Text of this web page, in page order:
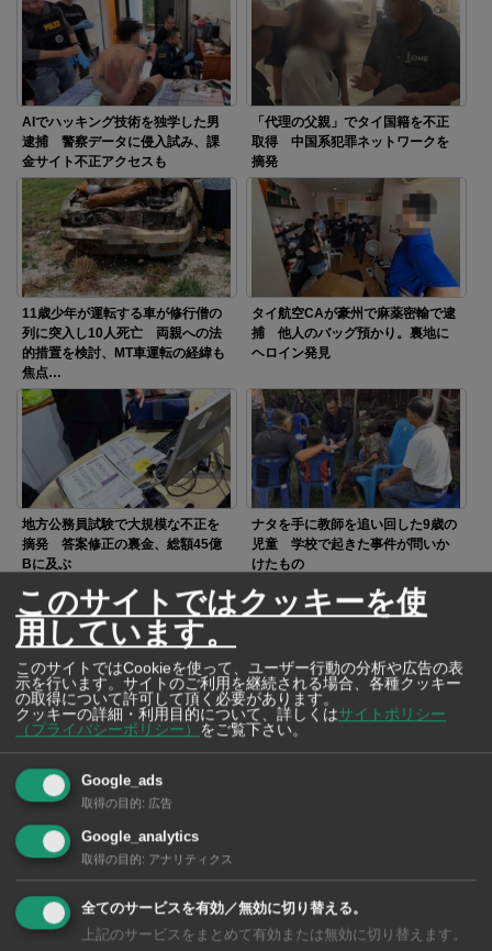
AIでハッキング技術を独学した男
逮捕 警察データに侵入試み、課
金サイト不正アクセスも
「代理の父親」でタイ国籍を不正
取得 中国系犯罪ネットワークを
摘発
11歳少年が運転する車が修行僧の
列に突入し10人死亡 両親への法
的措置を検討、MT車運転の経緯も
焦点…
タイ航空CAが豪州で麻薬密輸で逮
捕 他人のバッグ預かり。裏地に
ヘロイン発見
地方公務員試験で大規模な不正を
摘発 答案修正の裏金、総額45億
Bに及ぶ
ナタを手に教師を追い回した9歳の
児童 学校で起きた事件が問いか
けたもの
高齢女性を襲ったひったくり犯に
猛反撃 素手で立ち向かった「三
女傑」の勇姿が話題に
SNSで毎日ニュースを配信中！
このサイトではクッキーを使
用しています。
このサイトではCookieを使って、ユーザー行動の分析や広告の表
示を行います。サイトのご利用を継続される場合、各種クッキー
の取得について許可して頂く必要があります。
クッキーの詳細・利用目的について、詳しくはサイトポリシー
（プライバシーポリシー）
をご覧下さい。
Google_ads
取得の目的: 広告
Google_analytics
取得の目的: アナリティクス
全てのサービスを有効／無効に切り替える。
上記のサービスをまとめて有効または無効に切り替えます。